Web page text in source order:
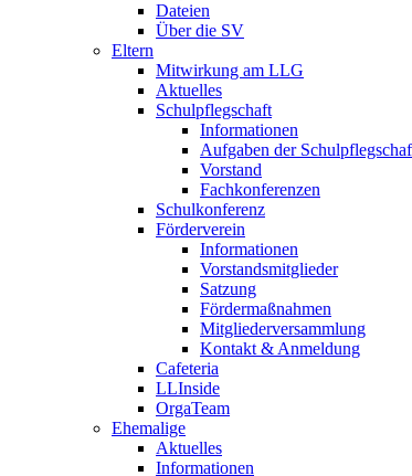
Dateien
Über die SV
Eltern
Mitwirkung am LLG
Aktuelles
Schulpflegschaft
Informationen
Aufgaben der
Vorstand
Fachkonferenzen
Schulkonferenz
Förderverein
Informationen
Vorstandsmitglieder
Satzung
Fördermaßnahmen
Mitgliederversammlung
Kontakt & Anmeldung
Cafeteria
LLInside
OrgaTeam
Ehemalige
Aktuelles
Informationen